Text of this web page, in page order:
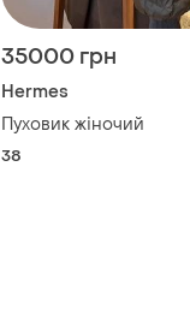
35000 грн
Hermes
Пуховик жіночий
38